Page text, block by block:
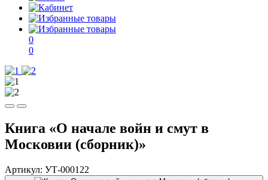
0
0
Книга «О начале войн и смут в
Московии (сборник)»
Артикул: УТ-000122